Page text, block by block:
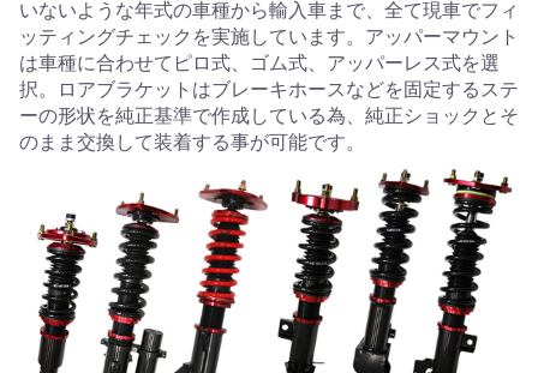
いないような年式の車種から輸入車まで、全て現車でフィ
ッティングチェックを実施しています。アッパーマウント
は車種に合わせてピロ式、ゴム式、アッパーレス式を選
択。ロアブラケットはブレーキホースなどを固定するステ
ーの形状を純正基準で作成している為、純正ショックとそ
のまま交換して装着する事が可能です。